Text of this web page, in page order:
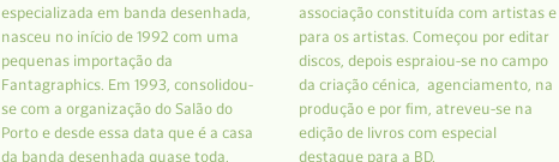
especializada em banda desenhada,
nasceu no início de 1992 com uma
pequenas importação da
Fantagraphics. Em 1993, consolidou-
se com a organização do Salão do
Porto e desde essa data que é a casa
da banda desenhada quase toda.
associação constituída com artistas e
para os artistas. Começou por editar
discos, depois espraiou-se no campo
da criação cénica, agenciamento, na
produção e por fim, atreveu-se na
edição de livros com especial
destaque para a BD.